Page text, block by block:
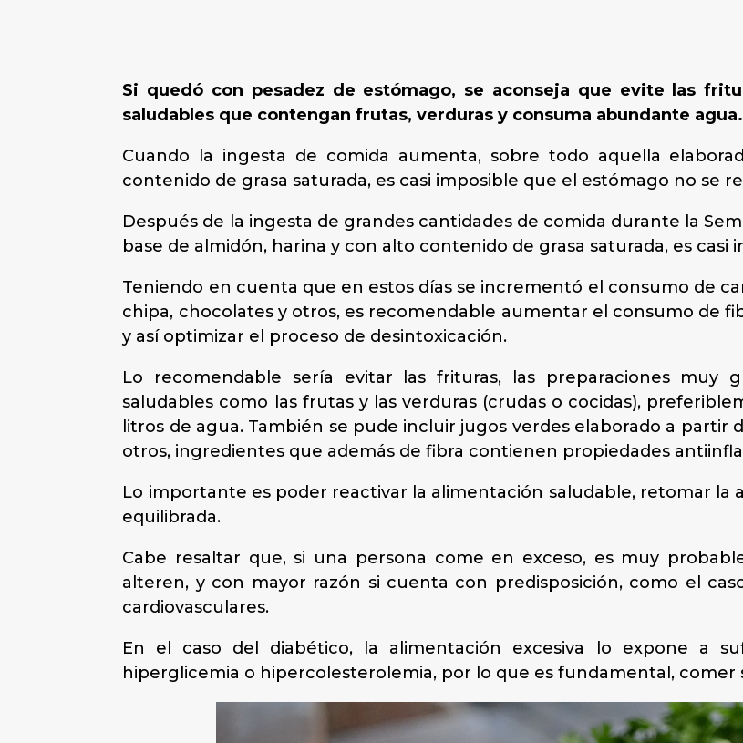
Si quedó con pesadez de estómago, se aconseja que evite las
saludables que contengan frutas, verduras y consuma abundante agua.
Cuando la ingesta de comida aumenta, sobre todo aquella
contenido de grasa saturada, es casi imposible que el estómago no se
Después de la ingesta de grandes cantidades de comida durante la
base de almidón, harina y con alto contenido de grasa saturada, es
Teniendo en cuenta que en estos días se incrementó el consumo de
chipa, chocolates y otros, es recomendable aumentar el consumo de
y así optimizar el proceso de desintoxicación.
Lo recomendable sería evitar las frituras, las preparaciones muy
saludables como las frutas y las verduras (crudas o cocidas),
litros de agua. También se pude incluir jugos verdes elaborado a partir
otros, ingredientes que además de fibra contienen propiedades
Lo importante es poder reactivar la alimentación saludable, retomar la
equilibrada.
Cabe resaltar que, si una persona come en exceso, es muy
alteren, y con mayor razón si cuenta con predisposición, como el
cardiovasculares.
En el caso del diabético, la alimentación excesiva lo expone a
hiperglicemia o hipercolesterolemia, por lo que es fundamental, comer